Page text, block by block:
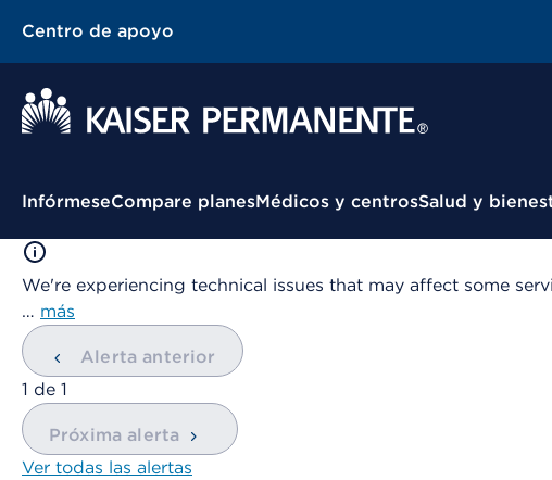
Centro de apoyo
Menú contextual
InfórmeseCompare planesMédicos y centrosSalud y
We're experiencing technical issues that may affect some
… más
Alerta anterior
mostrando
1 de 1
Próxima alerta
Ver todas las alertas